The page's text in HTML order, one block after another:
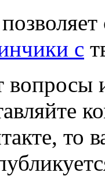
с
то